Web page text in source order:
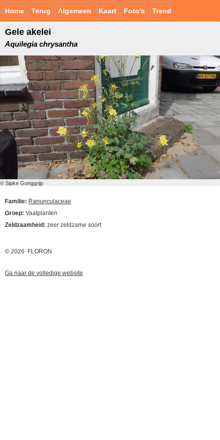
Home Terug Algemeen Kaart Foto's Trend
Gele akelei
Aquilegia chrysantha
© Sipke Gonggrijp
Familie: Ranunculaceae
Groep: Vaatplanten
Zeldzaamheid: zeer zeldzame soort
© 2026 FLORON
Ga naar de volledige website